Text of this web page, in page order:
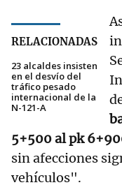
RELACIONADAS
23 alcaldes insisten
en el desvío del
tráfico pesado
internacional de la
N-121-A
5+500 al pk
sin afecciones
vehículos".